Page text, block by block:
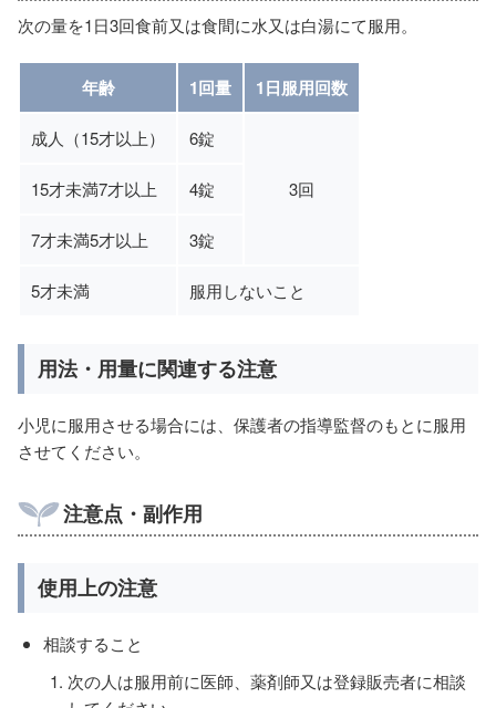
次の量を1日3回食前又は食間に水又は白湯にて服用。
年齢 1回量 1日服用回数
成人（15才以上） 6錠
3回
15才未満7才以上 4錠
7才未満5才以上 3錠
5才未満 服用しないこと
用法・用量に関連する注意
小児に服用させる場合には、保護者の指導監督のもとに服用
させてください。
注意点・副作用
使用上の注意
相談すること
次の人は服用前に医師、薬剤師又は登録販売者に相談